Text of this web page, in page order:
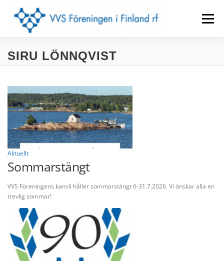
innehåll
Meny
FÖRENINGEN LOKALAVDELNINGAR
EVENEMANG BYGGINFO
KONTAKTUPPGIFTER MEDLEM
IN ENGLISH
SIRU LÖNNQVIST
Aktuellt
Sommarstängt
VVS Föreningens kansli håller sommarstängt 6-31.7.2026. Vi önskar alla en
trevlig sommar!